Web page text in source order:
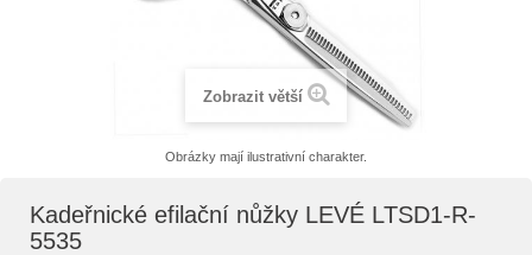
Zobrazit větší
Obrázky mají ilustrativní charakter.
Kadeřnické efilační nůžky LEVÉ LTSD1-R-
5535